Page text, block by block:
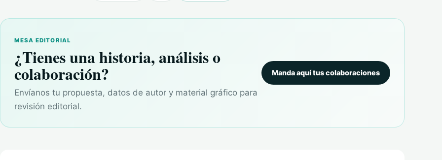
MESA EDITORIAL
¿Tienes una historia, análisis o
colaboración?
Envíanos tu propuesta, datos de autor y material gráfico para
revisión editorial.
Manda aquí tus colaboraciones